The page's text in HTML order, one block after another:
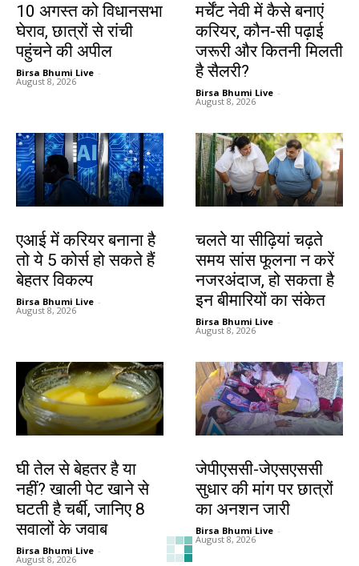
10 अगस्त को विधानसभा
घेराव, छात्रों से रांची
पहुंचने की अपील
Birsa Bhumi Live -
August 8, 2026
मर्चेंट नेवी में कैसे बनाएं
करियर, कौन-सी पढ़ाई
जरूरी और कितनी मिलती
है सैलरी?
Birsa Bhumi Live -
August 8, 2026
एआई में करियर बनाना है
तो ये 5 कोर्स हो सकते हैं
बेहतर विकल्प
Birsa Bhumi Live -
August 8, 2026
चलते या सीढ़ियां चढ़ते
समय सांस फूलना न करें
नजरअंदाज, हो सकता है
इन बीमारियों का संकेत
Birsa Bhumi Live -
August 8, 2026
घी तेल से बेहतर है या
नहीं? खाली पेट खाने से
घटती है चर्बी, जानिए 8
सवालों के जवाब
Birsa Bhumi Live -
August 8, 2026
जेपीएससी-जेएसएससी
सुधार की मांग पर छात्रों
का अनशन जारी
Birsa Bhumi Live -
August 8, 2026